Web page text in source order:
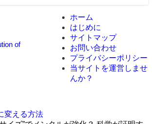
of
ホーム
はじめに
サイトマップ
お問い合わせ
プライバシーポリシー
当サイトを運営しませ
んか？
変える方法